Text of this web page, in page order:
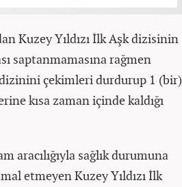
Kuzey Yıldızı İlk Aşk dizisinin
saptanmamasına rağmen
çekimleri durdurup 1 (bir)
kısa zaman içinde kaldığı
aracılığıyla sağlık durumuna
etmeyen Kuzey Yıldızı İlk